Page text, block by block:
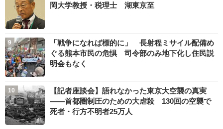
岡大学教授・税理士 湖東京至
「戦争になれば標的に」 長射程ミサイル配備め
ぐる熊本市民の危惧 司令部のみ地下化し住民説
明会もなく
【記者座談会】語れなかった東京大空襲の真実
――首都圏制圧のための大虐殺 130回の空襲で
死者・行方不明者25万人